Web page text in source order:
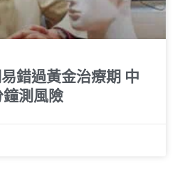
錯過黃金治療期 中
測風險